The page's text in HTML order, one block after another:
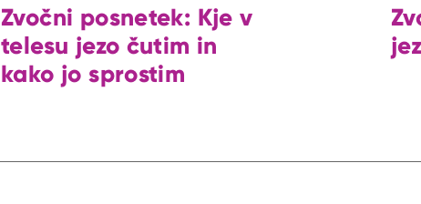
Zvočni posnetek: Kje v
telesu jezo čutim in
kako jo sprostim